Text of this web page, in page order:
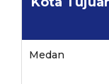
Medan